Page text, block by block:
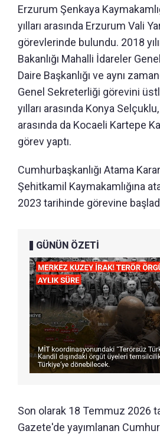
Erzurum Şenkaya
yılları arasında Erzurum Vali
görevlerinde bulundu. 2018
Bakanlığı Mahalli İdareler
Daire Başkanlığı ve aynı
Genel Sekreterliği görevini
yılları arasında Konya
arasında da Kocaeli Kartepe
görev yaptı.
Cumhurbaşkanlığı Atama
Şehitkamil Kaymakamlığına
2023 tarihinde görevine
GÜNÜN ÖZETİ
Son olarak 18 Temmuz 2026
Gazete'de yayımlanan